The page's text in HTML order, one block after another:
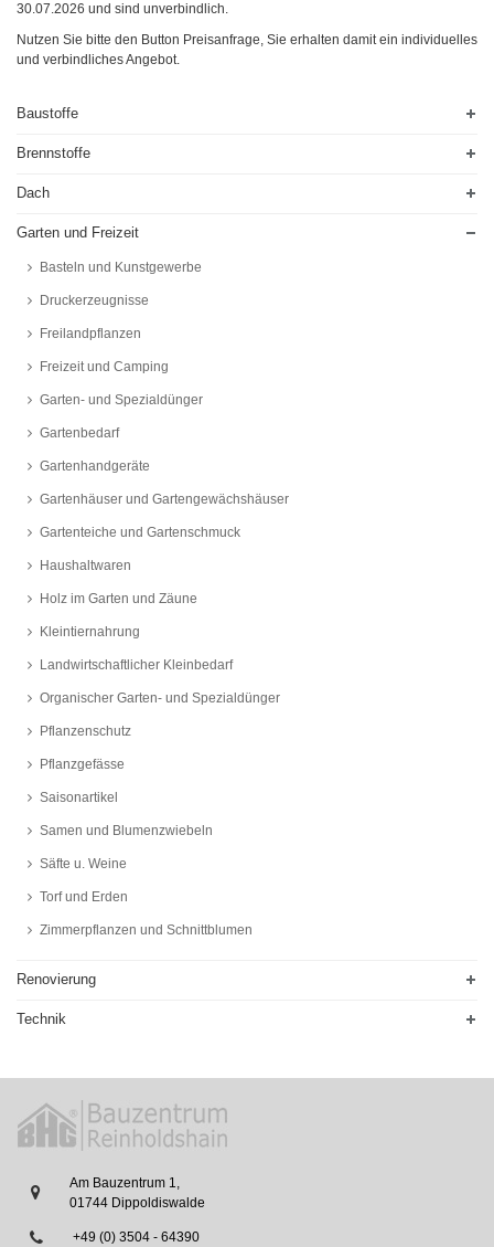
30.07.2026 und sind unverbindlich.
Nutzen Sie bitte den Button Preisanfrage, Sie erhalten damit ein individuelles
und verbindliches Angebot.
Baustoffe
Brennstoffe
Dach
Garten und Freizeit
Basteln und Kunstgewerbe
Druckerzeugnisse
Freilandpflanzen
Freizeit und Camping
Garten- und Spezialdünger
Gartenbedarf
Gartenhandgeräte
Gartenhäuser und Gartengewächshäuser
Gartenteiche und Gartenschmuck
Haushaltwaren
Holz im Garten und Zäune
Kleintiernahrung
Landwirtschaftlicher Kleinbedarf
Organischer Garten- und Spezialdünger
Pflanzenschutz
Pflanzgefässe
Saisonartikel
Samen und Blumenzwiebeln
Säfte u. Weine
Torf und Erden
Zimmerpflanzen und Schnittblumen
Renovierung
Technik
Am Bauzentrum 1,
01744 Dippoldiswalde
+49 (0) 3504 - 64390